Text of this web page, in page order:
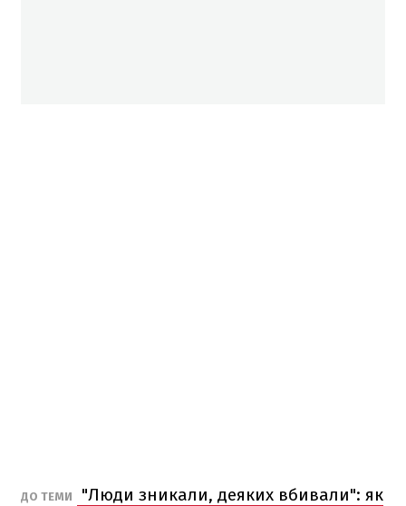
ДО ТЕМИ
"Люди зникали, деяких вбивали": як